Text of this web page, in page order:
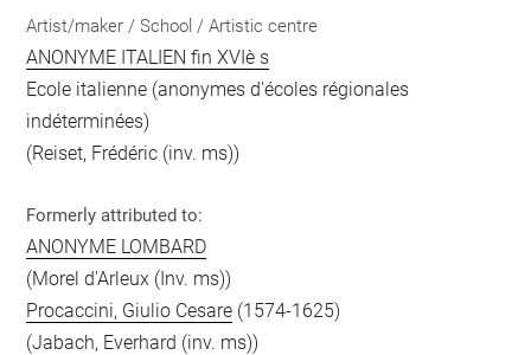
Artist/maker / School / Artistic centre
ANONYME ITALIEN fin XVIè s
Ecole italienne (anonymes d'écoles régionales
indéterminées)
(Reiset, Frédéric (inv. ms))
Formerly attributed to:
ANONYME LOMBARD
(Morel d'Arleux (Inv. ms))
Procaccini, Giulio Cesare (1574-1625)
(Jabach, Everhard (inv. ms))